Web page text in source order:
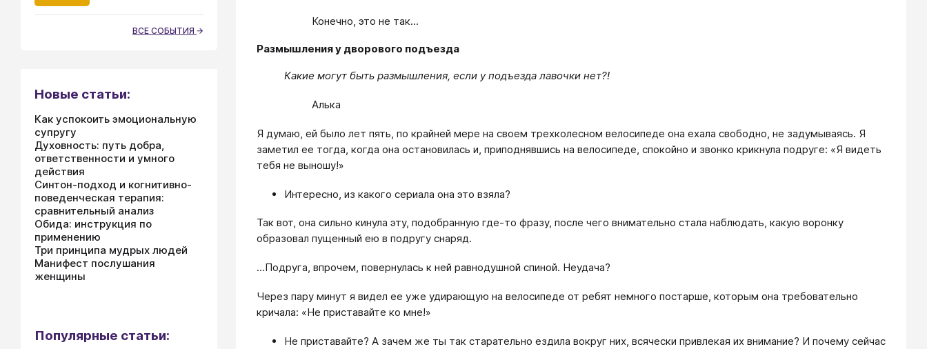
Конечно, это не так...
Размышления у дворового подъезда
Какие могут быть размышления, если у подъезда лавочки нет?!
Алька
Я думаю, ей было лет пять, по крайней мере на своем трехколесном велосипеде она ехала свободно, не задумываясь. Я
заметил ее тогда, когда она остановилась и, приподнявшись на велосипеде, спокойно и звонко крикнула подруге: «Я видеть
тебя не выношу!»
Интересно, из какого сериала она это взяла?
Так вот, она сильно кинула эту, подобранную где-то фразу, после чего внимательно стала наблюдать, какую воронку
образовал пущенный ею в подругу снаряд.
...Подруга, впрочем, повернулась к ней равнодушной спиной. Неудача?
Через пару минут я видел ее уже удирающую на велосипеде от ребят немного постарше, которым она требовательно
кричала: «Не приставайте ко мне!»
Не приставайте? А зачем же ты так старательно ездила вокруг них, всячески привлекая их внимание? И почему сейчас
ВСЕ СОБЫТИЯ
Новые статьи:
Как успокоить эмоциональную
супругу
Духовность: путь добра,
ответственности и умного
действия
Синтон-подход и когнитивно-
поведенческая терапия:
сравнительный анализ
Обида: инструкция по
применению
Три принципа мудрых людей
Манифест послушания
женщины
Популярные статьи: